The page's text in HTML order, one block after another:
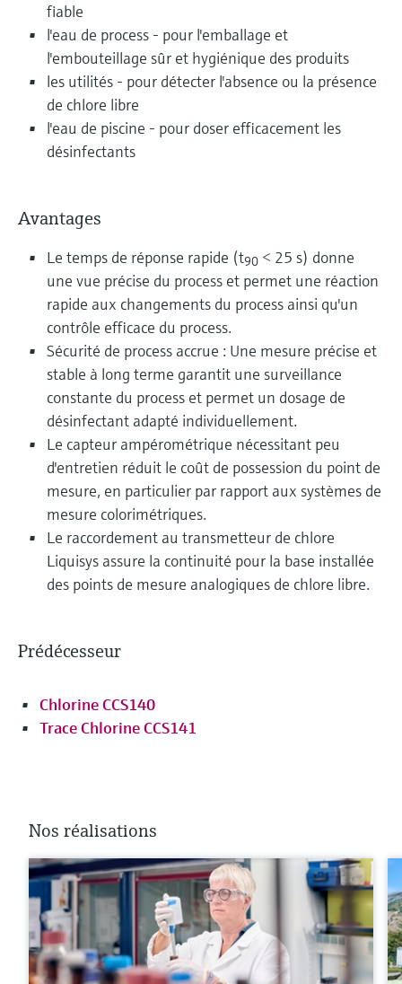
fiable
l'eau de process - pour l'emballage et
l'embouteillage sûr et hygiénique des produits
les utilités - pour détecter l'absence ou la présence
de chlore libre
l'eau de piscine - pour doser efficacement les
désinfectants
Avantages
Le temps de réponse rapide (t90 < 25 s) donne
une vue précise du process et permet une réaction
rapide aux changements du process ainsi qu'un
contrôle efficace du process.
Sécurité de process accrue : Une mesure précise et
stable à long terme garantit une surveillance
constante du process et permet un dosage de
désinfectant adapté individuellement.
Le capteur ampérométrique nécessitant peu
d'entretien réduit le coût de possession du point de
mesure, en particulier par rapport aux systèmes de
mesure colorimétriques.
Le raccordement au transmetteur de chlore
Liquisys assure la continuité pour la base installée
des points de mesure analogiques de chlore libre.
Prédécesseur
Chlorine CCS140
Trace Chlorine CCS141
Nos réalisations